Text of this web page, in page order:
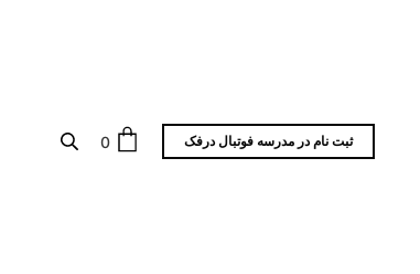
ثبت نام در مدرسه فوتبال درفک 0